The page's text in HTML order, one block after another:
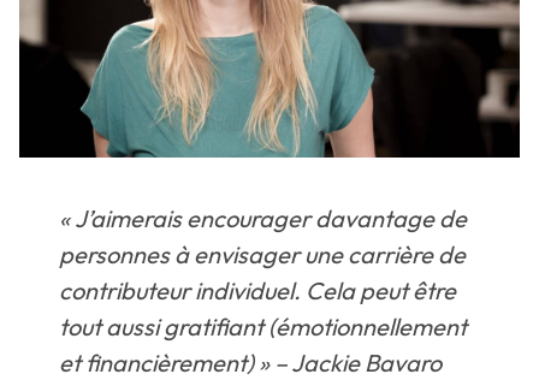
« J’aimerais encourager davantage de
personnes à envisager une carrière de
contributeur individuel. Cela peut être
tout aussi gratifiant (émotionnellement
et financièrement) » – Jackie Bavaro